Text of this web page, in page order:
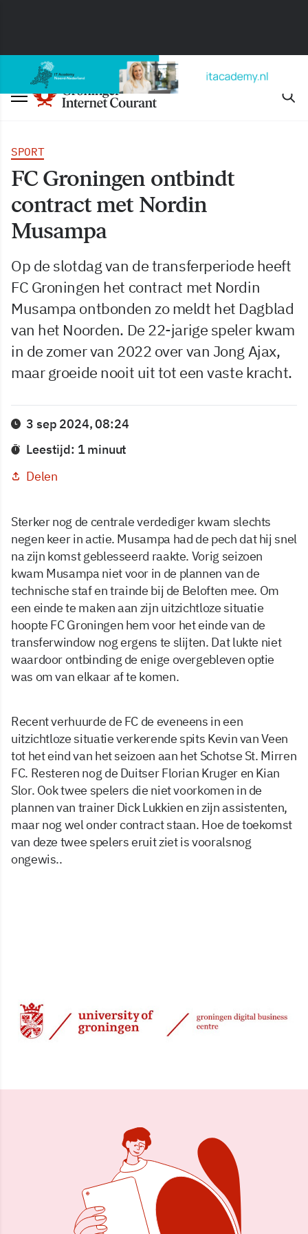
SPORT
FC Groningen ontbindt
contract met Nordin
Musampa
Op de slotdag van de transferperiode heeft
FC Groningen het contract met Nordin
Musampa ontbonden zo meldt het Dagblad
van het Noorden. De 22-jarige speler kwam
in de zomer van 2022 over van Jong Ajax,
maar groeide nooit uit tot een vaste kracht.
3 sep 2024, 08:24
Leestijd: 1 minuut
Delen
Sterker nog de centrale verdediger kwam slechts
negen keer in actie. Musampa had de pech dat hij snel
na zijn komst geblesseerd raakte. Vorig seizoen
kwam Musampa niet voor in de plannen van de
technische staf en trainde bij de Beloften mee. Om
een einde te maken aan zijn uitzichtloze situatie
hoopte FC Groningen hem voor het einde van de
transferwindow nog ergens te slijten. Dat lukte niet
waardoor ontbinding de enige overgebleven optie
was om van elkaar af te komen.
Recent verhuurde de FC de eveneens in een
uitzichtloze situatie verkerende spits Kevin van Veen
tot het eind van het seizoen aan het Schotse St. Mirren
FC. Resteren nog de Duitser Florian Kruger en Kian
Slor. Ook twee spelers die niet voorkomen in de
plannen van trainer Dick Lukkien en zijn assistenten,
maar nog wel onder contract staan. Hoe de toekomst
van deze twee spelers eruit ziet is vooralsnog
ongewis..
3 sep 2024, 08:24